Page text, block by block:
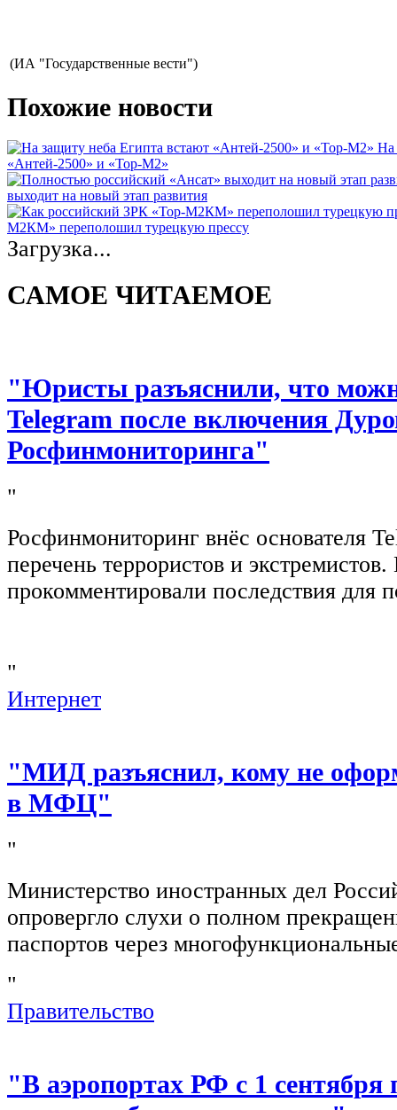
(ИА "Государственные вести")
Похожие новости
На
«Антей-2500» и «Тор-М2»
выходит на новый этап развития
М2КМ» переполошил турецкую прессу
Загрузка...
САМОЕ ЧИТАЕМОЕ
"Юристы разъяснили, что
Telegram после включения
Росфинмониторинга"
"
Росфинмониторинг внёс основателя
перечень террористов и
прокомментировали последствия для
"
Интернет
"МИД разъяснил, кому не
в МФЦ"
"
Министерство иностранных дел
опровергло слухи о полном
паспортов через
"
Правительство
"В аэропортах РФ с 1 сентября